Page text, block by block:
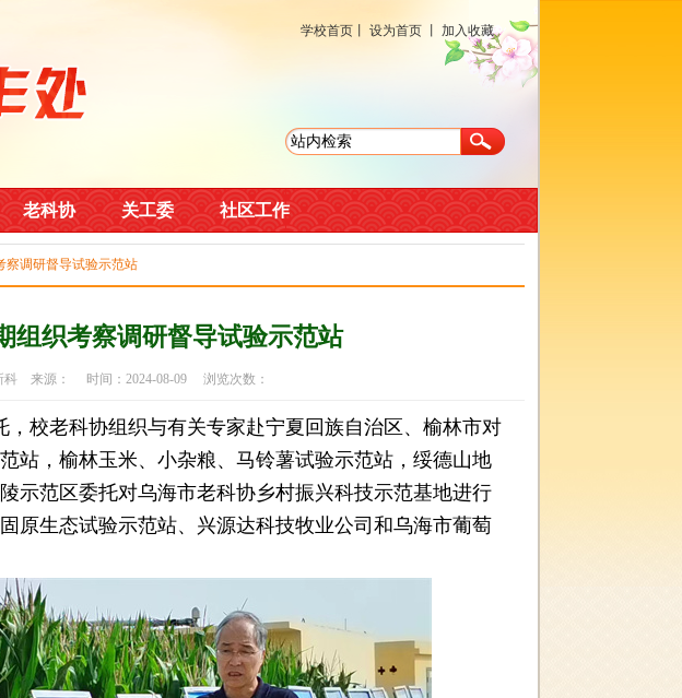
学校首页 设为首页 加入收藏
老科协 关工委 社区工作
察调研督导试验示范站
组织考察调研督导试验示范站
科 来源： 时间：2024-08-09 浏览次数：
校老科协组织与有关专家赴宁夏回族自治区、榆林市对
站，榆林玉米、小杂粮、马铃薯试验示范站，绥德山地
示范区委托对乌海市老科协乡村振兴科技示范基地进行
原生态试验示范站、兴源达科技牧业公司和乌海市葡萄